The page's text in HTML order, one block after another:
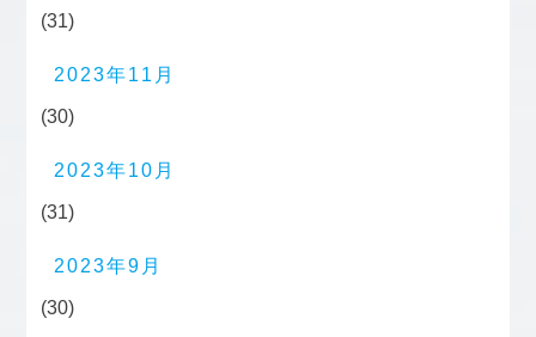
(31)
2023年11月
(30)
2023年10月
(31)
2023年9月
(30)